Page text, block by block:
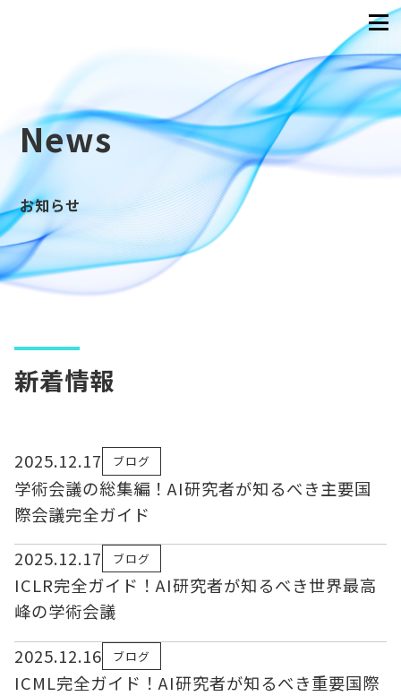
News
お知らせ
新着情報
2025.12.17 ブログ
学術会議の総集編！AI研究者が知るべき主要国
際会議完全ガイド
2025.12.17
ブログ
ICLR完全ガイド！AI研究者が知るべき世界最高
峰の学術会議
2025.12.16
ブログ
ICML完全ガイド！AI研究者が知るべき重要国際